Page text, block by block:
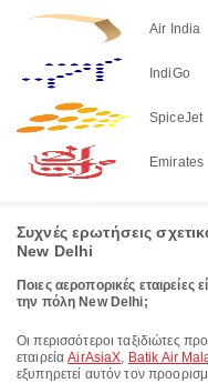
Air India
IndiGo
SpiceJet
Emirates
Συχνές ερωτήσεις
New Delhi
Ποιες αεροπορικές εταιρείες
την πόλη New Delhi;
Οι περισσότεροι ταξιδιώτες προς το New Delhi πετούν με την αεροπορική
εταιρείαAirAsiaX, Batik Air
εξυπηρετεί αυτόν τον